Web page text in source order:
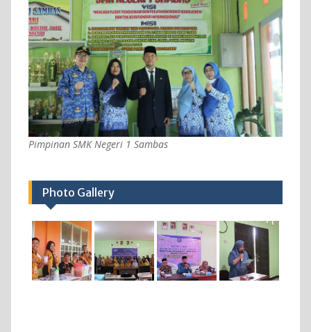
Pimpinan SMK Negeri 1 Sambas
Photo Gallery